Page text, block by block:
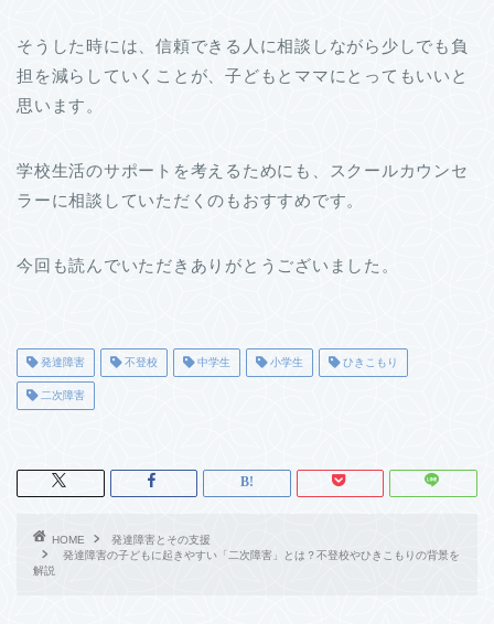
そうした時には、信頼できる人に相談しながら少しでも負
担を減らしていくことが、子どもとママにとってもいいと
思います。
学校生活のサポートを考えるためにも、スクールカウンセ
ラーに相談していただくのもおすすめです。
今回も読んでいただきありがとうございました。
発達障害 不登校 中学生 小学生 ひきこもり
二次障害
HOME
発達障害とその支援
発達障害の子どもに起きやすい「二次障害」とは？不登校やひきこもりの背景を
解説